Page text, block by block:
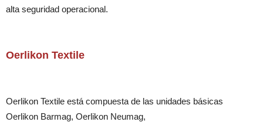
alta seguridad operacional.
Oerlikon Textile
Oerlikon Textile está compuesta de las unidades básicas
Oerlikon Barmag, Oerlikon Neumag,